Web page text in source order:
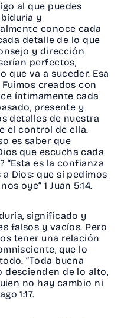
al que puedes
y
conoce cada
detalle de lo que
y dirección
perfectos,
que va a suceder. Esa
creados con
íntimamente cada
presente y
detalles de nuestra
el control de ella.
es saber que
que escucha cada
“Esta es la confianza
Dios: que si pedimos
oye” 1 Juan 5:14.
significado y
falsos y vacíos. Pero
tener una relación
que lo
“Toda buena
de lo alto,
no hay cambio ni
1:17.